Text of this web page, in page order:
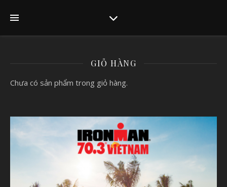
GIỎ HÀNG
Chưa có sản phẩm trong giỏ hàng.